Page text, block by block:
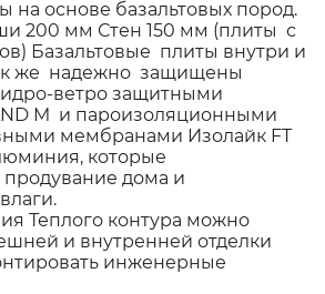
на основе базальтовых пород.
200 мм Стен 150 мм (плиты с
Базальтовые плиты внутри и
же надежно защищены
ветро защитными
M и пароизоляционными
мембранами Изолайк FT
которые
дома и
Теплого контура можно
и внутренней отделки
инженерные